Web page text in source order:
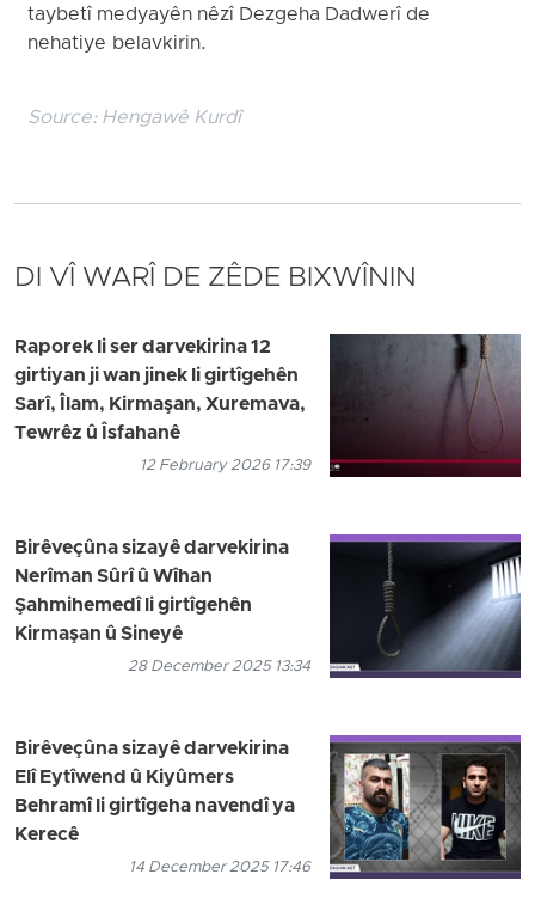
taybetî medyayên nêzî Dezgeha Dadwerî de
nehatiye belavkirin.
Source: Hengawê Kurdî
DI VÎ WARÎ DE ZÊDE BIXWÎNIN
Raporek li ser darvekirina 12
girtiyan ji wan jinek li girtîgehên
Sarî, Îlam, Kirmaşan, Xuremava,
Tewrêz û Îsfahanê
12 February 2026 17:39
Birêveçûna sizayê darvekirina
Nerîman Sûrî û Wîhan
Şahmihemedî li girtîgehên
Kirmaşan û Sineyê
28 December 2025 13:34
Birêveçûna sizayê darvekirina
Elî Eytîwend û Kiyûmers
Behramî li girtîgeha navendî ya
Kerecê
14 December 2025 17:46